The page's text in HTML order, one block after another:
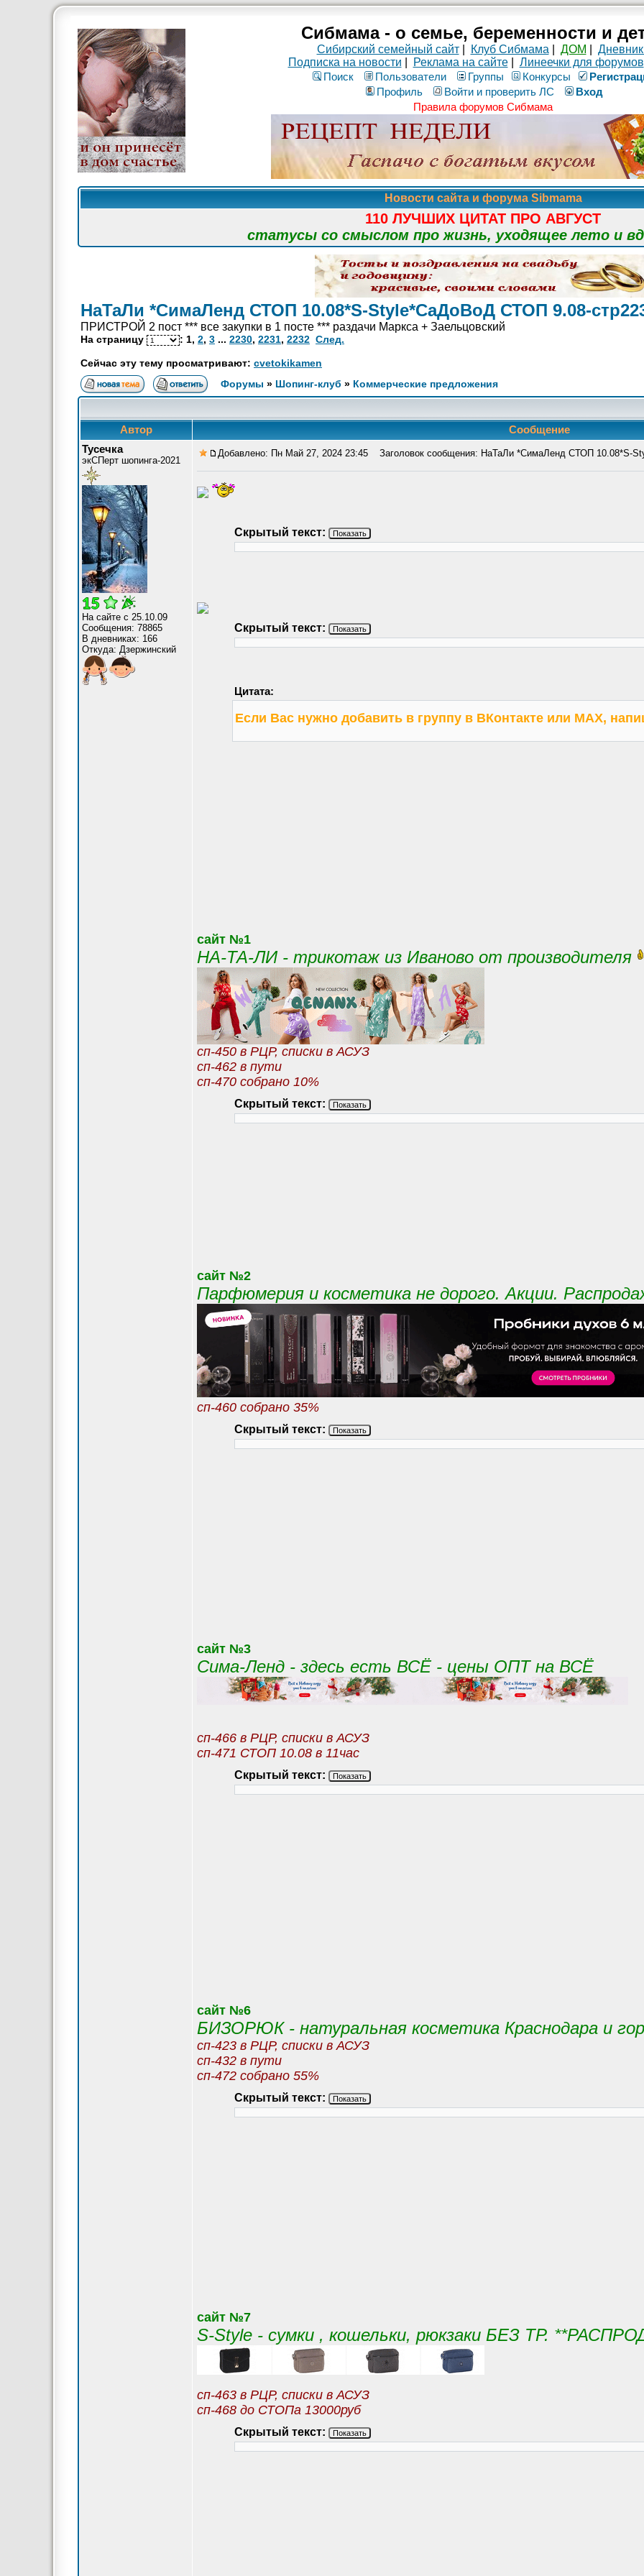
Сибмама - о семье, беременности и
Сибирский семейный сайт| Клуб Сибмама ДОМ
Подписка на новости
Реклама на сайте| Линеечки для форумов
Поиск
Пользователи Группы Конкурсы
Профиль
Войти и проверить ЛС
Вход
Правила форумов Сибмама
Новости сайта и форума Sibmama
110 ЛУЧШИХ ЦИТАТ ПРО АВГУСТ
статусы со смыслом про жизнь, уходящее лето и
НаТаЛи *СимаЛенд СТОП 10.08*S-Style*СаДоВоД СТОП 9.08-
ПРИСТРОЙ 2 пост *** все закупки в 1 посте *** раздачи Маркса + Заельцовский
На страницу : 1, 2, 3 ... 2230, 2231, 2232 След.
Сейчас эту тему просматривают: cvetokikamen
Форумы » Шопинг-клуб » Коммерческие предложения
Автор
Сообщение
Тусечка
экСПерт шопинга-2021
На сайте с 25.10.09
Сообщения: 78865
В дневниках: 166
Откуда: Дзержинский
Добавлено: Пн Май 27, 2024 23:45 Заголовок сообщения: НаТаЛи *СимаЛенд СТОП 10.08*S-
Скрытый текст: Показать
Скрытый текст: Показать
Цитата:
Если Вас нужно добавить в группу в ВКонтакте или МАХ,
сайт №1
НА-ТА-ЛИ - трикотаж из Иваново от производителя
сп-450 в РЦР, списки в АСУЗ
сп-462 в пути
сп-470 собрано 10%
Скрытый текст: Показать
сайт №2
Парфюмерия и косметика не дорого. Акции.
сп-460 собрано 35%
Скрытый текст: Показать
сайт №3
Сима-Ленд - здесь есть ВСЁ - цены ОПТ на ВСЁ
сп-466 в РЦР, списки в АСУЗ
сп-471 СТОП 10.08 в 11час
Скрытый текст: Показать
сайт №6
БИЗОРЮК - натуральная косметика Краснодара и гор
сп-423 в РЦР, списки в АСУЗ
сп-432 в пути
сп-472 собрано 55%
Скрытый текст: Показать
сайт №7
S-Style - сумки , кошельки, рюкзаки БЕЗ ТР.
сп-463 в РЦР, списки в АСУЗ
сп-468 до СТОПа 13000руб
Скрытый текст: Показать